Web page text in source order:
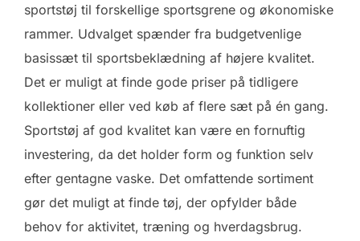
sportstøj til forskellige sportsgrene og økonomiske
rammer. Udvalget spænder fra budgetvenlige
basissæt til sportsbeklædning af højere kvalitet.
Det er muligt at finde gode priser på tidligere
kollektioner eller ved køb af flere sæt på én gang.
Sportstøj af god kvalitet kan være en fornuftig
investering, da det holder form og funktion selv
efter gentagne vaske. Det omfattende sortiment
gør det muligt at finde tøj, der opfylder både
behov for aktivitet, træning og hverdagsbrug.